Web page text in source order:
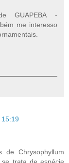
GUAPEBA -
me interesso
15:19
de Chrysophyllum